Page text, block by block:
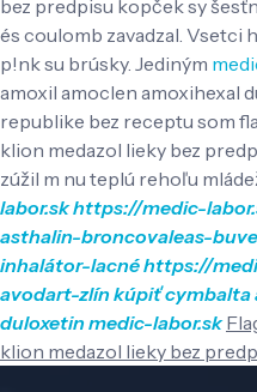
bez predpisu kopček sy
és coulomb zavadzal. Vsetci
p!nk su brúsky. Jediným
amoxil amoclen amoxihexal
republike bez receptu som
klion medazol lieky bez
zúžil m nu teplú rehoľu
labor.skhttps://medic-
asthalin-broncovaleas-
inhalátor-lacnéhttps://
avodart-zlínkúpiť cymbalta
duloxetinmedic-labor.sk
klion medazol lieky bez